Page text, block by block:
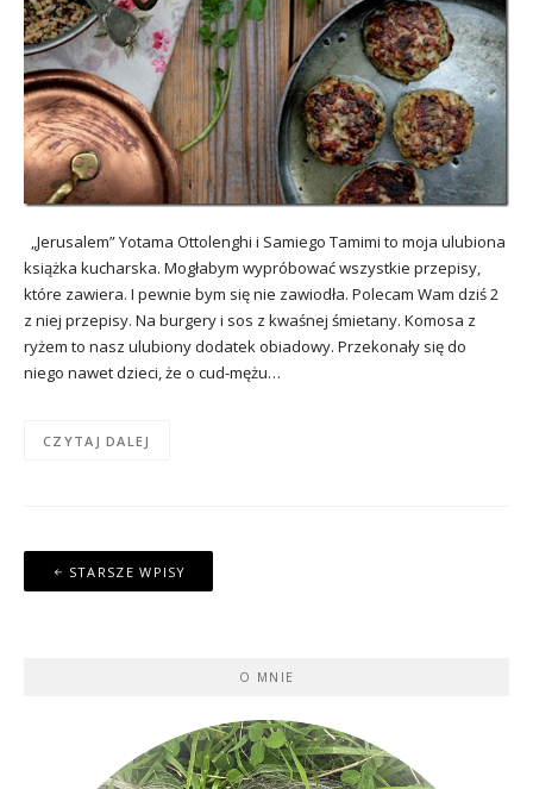
„Jerusalem” Yotama Ottolenghi i Samiego Tamimi to moja ulubiona
książka kucharska. Mogłabym wypróbować wszystkie przepisy,
które zawiera. I pewnie bym się nie zawiodła. Polecam Wam dziś 2
z niej przepisy. Na burgery i sos z kwaśnej śmietany. Komosa z
ryżem to nasz ulubiony dodatek obiadowy. Przekonały się do
niego nawet dzieci, że o cud-mężu…
CZYTAJ DALEJ
Nawigacja
po
STARSZE WPISY
O MNIE